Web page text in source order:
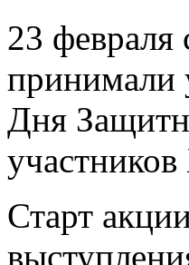
23 февраля
принимали
Дня
Старт